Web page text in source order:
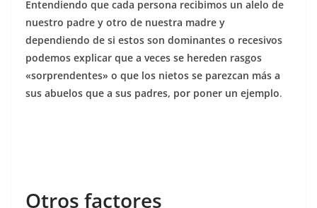
Entendiendo que cada persona recibimos un alelo de
nuestro padre y otro de nuestra madre y
dependiendo de si estos son dominantes o recesivos
podemos explicar que a veces se hereden rasgos
«sorprendentes» o que los nietos se parezcan más a
sus abuelos que a sus padres, por poner un ejemplo.
Otros factores